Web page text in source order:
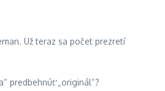
Už teraz sa počet prezretí
predbehnúť „originál“?